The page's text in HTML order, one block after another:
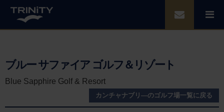
ブルー サファイア ゴルフ＆リゾート
Blue Sapphire Golf & Resort
カンチャナブリ―のゴルフ場一覧に戻る